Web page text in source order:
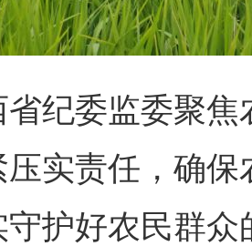
委监委聚焦
实责任，确保
护好农民群众